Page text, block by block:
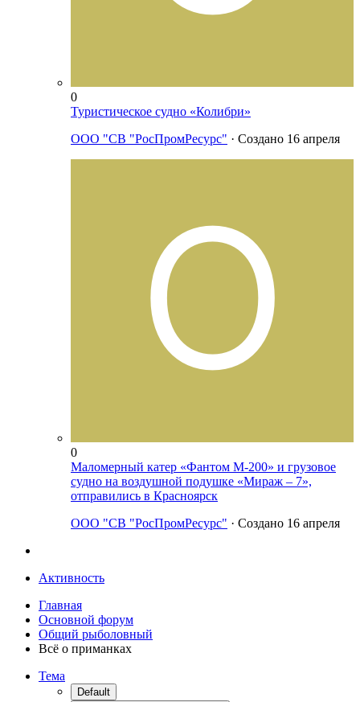
0
Туристическое судно «Колибри»
ООО "СВ "РосПромРесурс" · Создано 16 апреля
0
Маломерный катер «Фантом М-200» и грузовое
судно на воздушной подушке «Мираж – 7»,
отправились в Красноярск
ООО "СВ "РосПромРесурс" · Создано 16 апреля
Активность
Главная
Основной форум
Общий рыболовный
Всё о приманках
Тема
Default